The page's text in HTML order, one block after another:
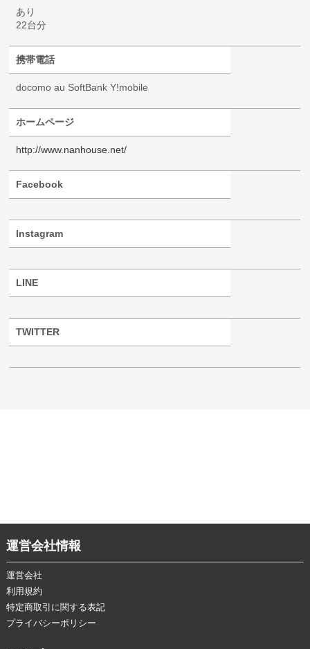
あり
22台分
携帯電話
docomo au SoftBank Y!mobile
ホームページ
http://www.nanhouse.net/
Facebook
Instagram
LINE
TWITTER
運営会社情報
運営会社
利用規約
特定商取引に関する表記
プライバシーポリシー